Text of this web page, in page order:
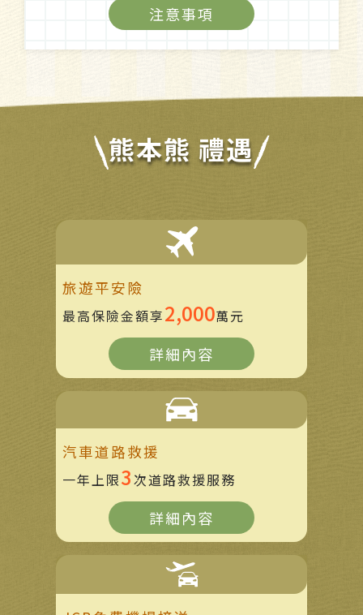
注意事項
熊本熊 禮遇
旅遊平安險
最高保險金額享2,000萬元
詳細內容
汽車道路救援
一年上限3次道路救援服務
詳細內容